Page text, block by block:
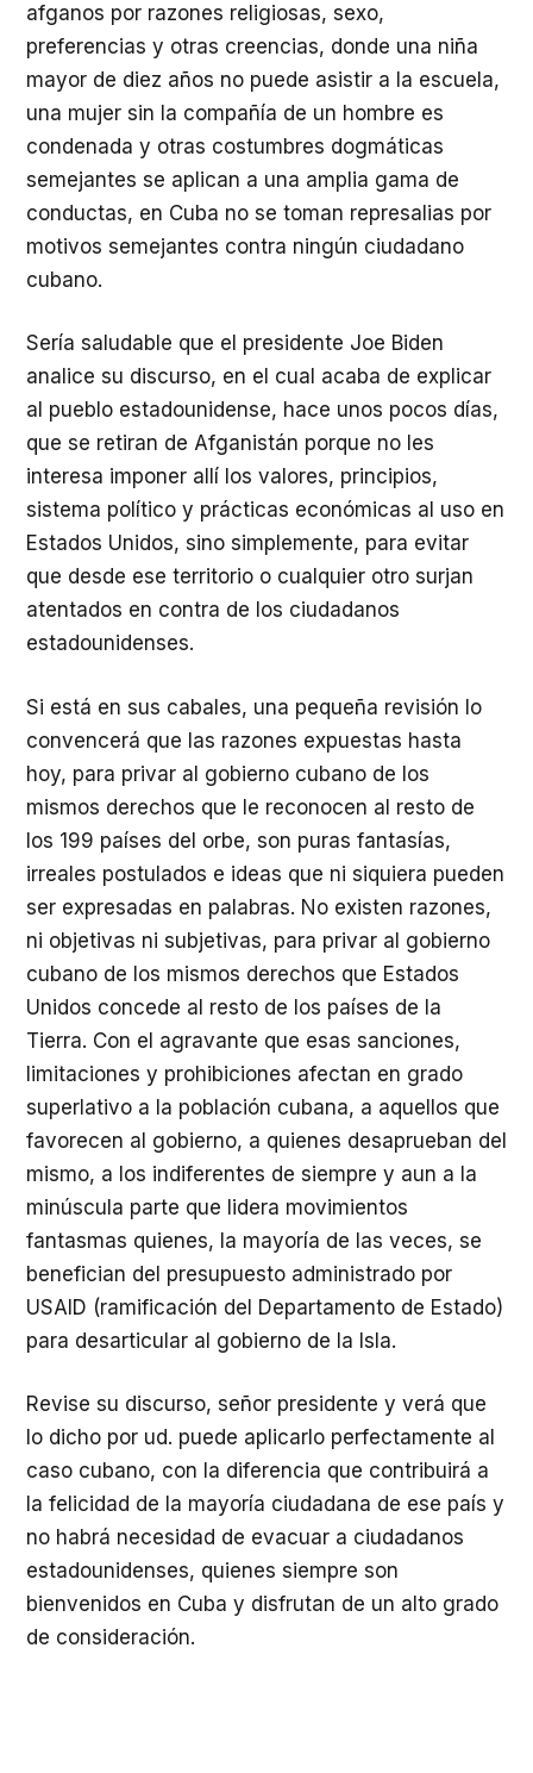
afganos por razones religiosas, sexo,
preferencias y otras creencias, donde una niña
mayor de diez años no puede asistir a la escuela,
una mujer sin la compañía de un hombre es
condenada y otras costumbres dogmáticas
semejantes se aplican a una amplia gama de
conductas, en Cuba no se toman represalias por
motivos semejantes contra ningún ciudadano
cubano.
Sería saludable que el presidente Joe Biden
analice su discurso, en el cual acaba de explicar
al pueblo estadounidense, hace unos pocos días,
que se retiran de Afganistán porque no les
interesa imponer allí los valores, principios,
sistema político y prácticas económicas al uso en
Estados Unidos, sino simplemente, para evitar
que desde ese territorio o cualquier otro surjan
atentados en contra de los ciudadanos
estadounidenses.
Si está en sus cabales, una pequeña revisión lo
convencerá que las razones expuestas hasta
hoy, para privar al gobierno cubano de los
mismos derechos que le reconocen al resto de
los 199 países del orbe, son puras fantasías,
irreales postulados e ideas que ni siquiera pueden
ser expresadas en palabras. No existen razones,
ni objetivas ni subjetivas, para privar al gobierno
cubano de los mismos derechos que Estados
Unidos concede al resto de los países de la
Tierra. Con el agravante que esas sanciones,
limitaciones y prohibiciones afectan en grado
superlativo a la población cubana, a aquellos que
favorecen al gobierno, a quienes desaprueban del
mismo, a los indiferentes de siempre y aun a la
minúscula parte que lidera movimientos
fantasmas quienes, la mayoría de las veces, se
benefician del presupuesto administrado por
USAID (ramificación del Departamento de Estado)
para desarticular al gobierno de la Isla.
Revise su discurso, señor presidente y verá que
lo dicho por ud. puede aplicarlo perfectamente al
caso cubano, con la diferencia que contribuirá a
la felicidad de la mayoría ciudadana de ese país y
no habrá necesidad de evacuar a ciudadanos
estadounidenses, quienes siempre son
bienvenidos en Cuba y disfrutan de un alto grado
de consideración.